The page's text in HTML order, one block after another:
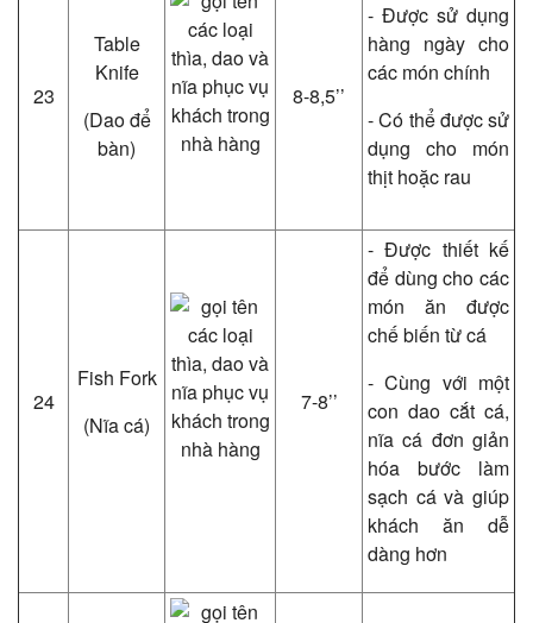
23
Table
Knife
(Dao để
bàn)
8-8,5’’
- Được sử dụng
hàng ngày cho
các món chính
- Có thể được sử
dụng cho món
thịt hoặc rau
24
Fish Fork
(Nĩa cá)
7-8’’
- Được thiết kế
để dùng cho các
món ăn được
chế biến từ cá
- Cùng với một
con dao cắt cá,
nĩa cá đơn giản
hóa bước làm
sạch cá và giúp
khách ăn dễ
dàng hơn